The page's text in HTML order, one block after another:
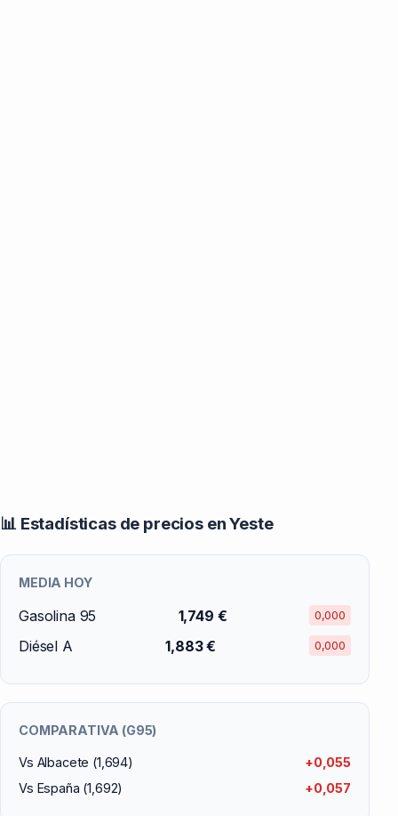
📊 Estadísticas de precios en Yeste
MEDIA HOY
Gasolina 95 1,749 € 0,000
Diésel A 1,883 € 0,000
COMPARATIVA (G95)
Vs Albacete (1,694)
+0,055
Vs España (1,692)
+0,057